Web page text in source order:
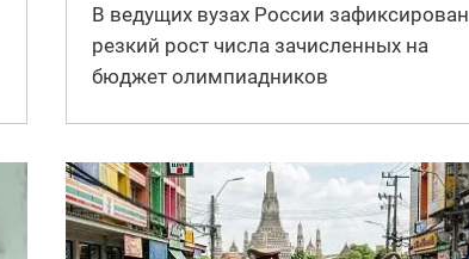
В ведущих вузах России зафиксирован
резкий рост числа зачисленных на
бюджет олимпиадников